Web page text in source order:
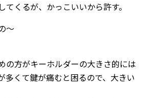
てくるが、かっこいいから許す。
〜
の方がキーホルダーの大きさ的には
多くて鍵が痛むと困るので、大きい